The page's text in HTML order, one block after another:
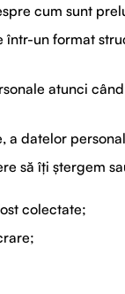
cum sunt
un format
atunci
a datelor
să îți ștergem
colectate;